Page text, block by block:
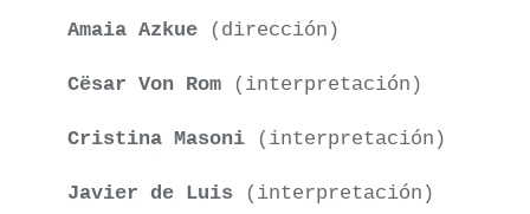
Amaia Azkue (dirección)
Cësar Von Rom (interpretación)
Cristina Masoni (interpretación)
Javier de Luis (interpretación)